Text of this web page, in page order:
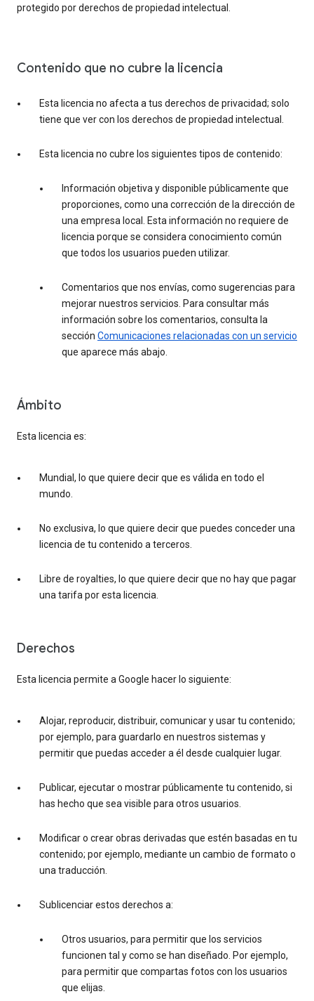
protegido por derechos de propiedad intelectual.
Contenido que no cubre la licencia
Esta licencia no afecta a tus derechos de privacidad; solo
tiene que ver con los derechos de propiedad intelectual.
Esta licencia no cubre los siguientes tipos de contenido:
Información objetiva y disponible públicamente que
proporciones, como una corrección de la dirección de
una empresa local. Esta información no requiere de
licencia porque se considera conocimiento común
que todos los usuarios pueden utilizar.
Comentarios que nos envías, como sugerencias para
mejorar nuestros servicios. Para consultar más
información sobre los comentarios, consulta la
sección Comunicaciones relacionadas con un servicio
que aparece más abajo.
Ámbito
Esta licencia es:
Mundial, lo que quiere decir que es válida en todo el
mundo.
No exclusiva, lo que quiere decir que puedes conceder una
licencia de tu contenido a terceros.
Libre de royalties, lo que quiere decir que no hay que pagar
una tarifa por esta licencia.
Derechos
Esta licencia permite a Google hacer lo siguiente:
Alojar, reproducir, distribuir, comunicar y usar tu contenido;
por ejemplo, para guardarlo en nuestros sistemas y
permitir que puedas acceder a él desde cualquier lugar.
Publicar, ejecutar o mostrar públicamente tu contenido, si
has hecho que sea visible para otros usuarios.
Modificar o crear obras derivadas que estén basadas en tu
contenido; por ejemplo, mediante un cambio de formato o
una traducción.
Sublicenciar estos derechos a:
Otros usuarios, para permitir que los servicios
funcionen tal y como se han diseñado. Por ejemplo,
para permitir que compartas fotos con los usuarios
que elijas.